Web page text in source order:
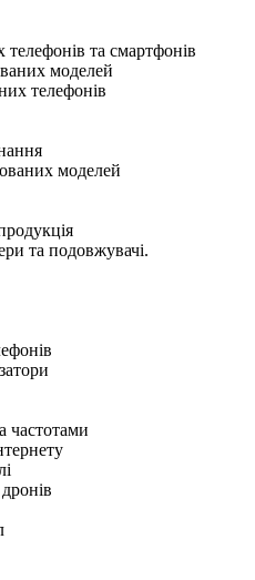
та смартфонів
моделей
телефонів
моделей
та подовжувачі.
частотами